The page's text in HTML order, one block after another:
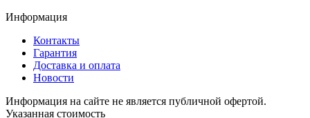
Информация
Контакты
Гарантия
Доставка и оплата
Новости
Информация на сайте не является публичной офертой.
Указанная стоимость